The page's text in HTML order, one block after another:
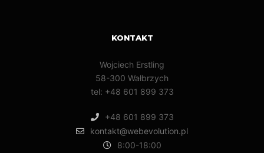
KONTAKT
Wojciech Erstling
58-300 Wałbrzych
tel: +48 601 899 373
+48 601 899 373
kontakt@webevolution.pl
8:00-18:00